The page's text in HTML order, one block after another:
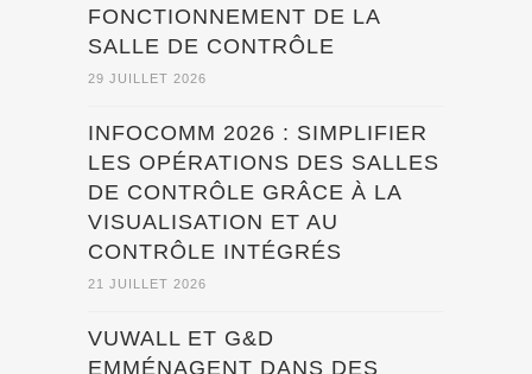
FONCTIONNEMENT DE LA
SALLE DE CONTRÔLE
29 JUILLET 2026
INFOCOMM 2026 : SIMPLIFIER
LES OPÉRATIONS DES SALLES
DE CONTRÔLE GRÂCE À LA
VISUALISATION ET AU
CONTRÔLE INTÉGRÉS
21 JUILLET 2026
VUWALL ET G&D
EMMÉNAGENT DANS DES